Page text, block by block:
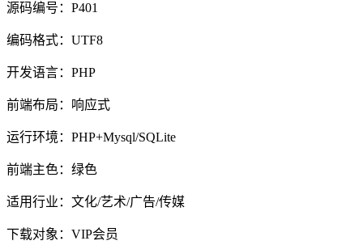
源码编号：P401
编码格式：UTF8
开发语言：PHP
前端布局：响应式
运行环境：PHP+Mysql/SQLite
前端主色：绿色
适用行业：文化/艺术/广告/传媒
下载对象：VIP会员